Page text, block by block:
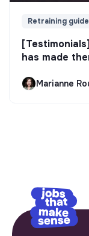
Retraining guide
has made
Marianne